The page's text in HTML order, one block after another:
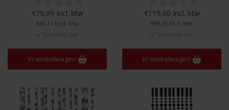
€79,99 Incl. btw
€66,11 Excl. btw
Beschikbaar
In winkelwagen
€119,00 Incl. btw
€98,35 Excl. btw
Beschikbaar
In winkelwagen